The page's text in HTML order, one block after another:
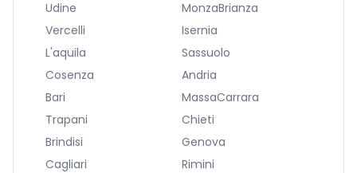
Udine
MonzaBrianza
Vercelli
Isernia
L'aquila
Sassuolo
Cosenza
Andria
Bari
MassaCarrara
Trapani
Chieti
Brindisi
Genova
Cagliari
Rimini